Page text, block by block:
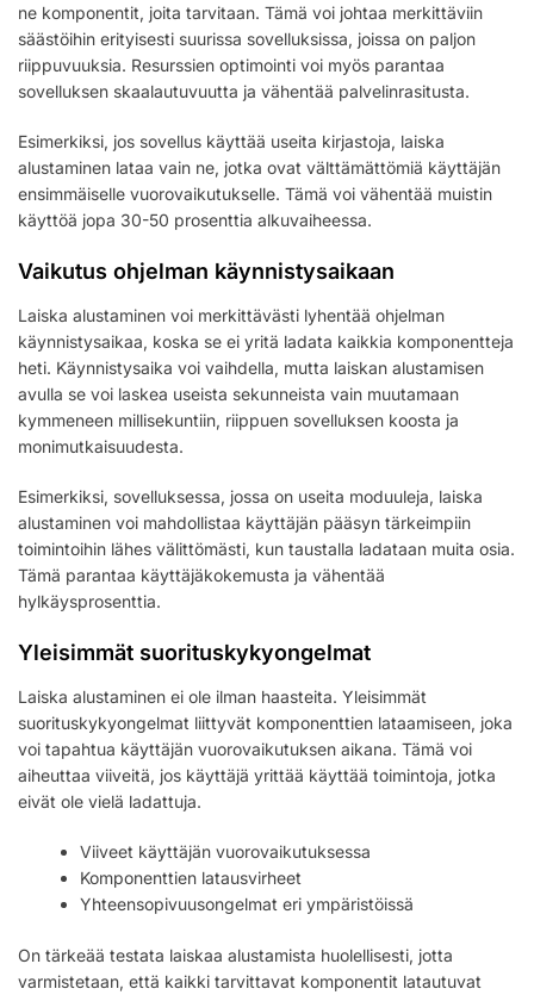
ne komponentit, joita tarvitaan. Tämä voi johtaa merkittäviin
säästöihin erityisesti suurissa sovelluksissa, joissa on paljon
riippuvuuksia. Resurssien optimointi voi myös parantaa
sovelluksen skaalautuvuutta ja vähentää palvelinrasitusta.
Esimerkiksi, jos sovellus käyttää useita kirjastoja, laiska
alustaminen lataa vain ne, jotka ovat välttämättömiä käyttäjän
ensimmäiselle vuorovaikutukselle. Tämä voi vähentää muistin
käyttöä jopa 30-50 prosenttia alkuvaiheessa.
Vaikutus ohjelman käynnistysaikaan
Laiska alustaminen voi merkittävästi lyhentää ohjelman
käynnistysaikaa, koska se ei yritä ladata kaikkia komponentteja
heti. Käynnistysaika voi vaihdella, mutta laiskan alustamisen
avulla se voi laskea useista sekunneista vain muutamaan
kymmeneen millisekuntiin, riippuen sovelluksen koosta ja
monimutkaisuudesta.
Esimerkiksi, sovelluksessa, jossa on useita moduuleja, laiska
alustaminen voi mahdollistaa käyttäjän pääsyn tärkeimpiin
toimintoihin lähes välittömästi, kun taustalla ladataan muita osia.
Tämä parantaa käyttäjäkokemusta ja vähentää
hylkäysprosenttia.
Yleisimmät suorituskykyongelmat
Laiska alustaminen ei ole ilman haasteita. Yleisimmät
suorituskykyongelmat liittyvät komponenttien lataamiseen, joka
voi tapahtua käyttäjän vuorovaikutuksen aikana. Tämä voi
aiheuttaa viiveitä, jos käyttäjä yrittää käyttää toimintoja, jotka
eivät ole vielä ladattuja.
Viiveet käyttäjän vuorovaikutuksessa
Komponenttien latausvirheet
Yhteensopivuusongelmat eri ympäristöissä
On tärkeää testata laiskaa alustamista huolellisesti, jotta
varmistetaan, että kaikki tarvittavat komponentit latautuvat